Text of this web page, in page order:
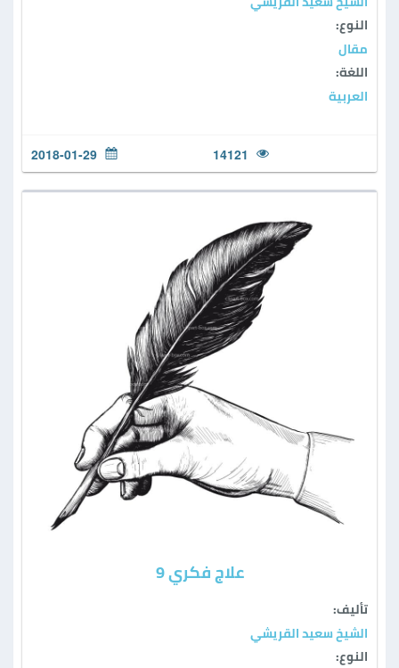
النوع:
مقال
اللغة:
العربية
14121
2018-01-29
علاج فكري 9
تأليف:
الشيخ سعيد القريشي
النوع: